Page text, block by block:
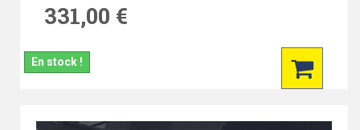
331,00 €
En stock !